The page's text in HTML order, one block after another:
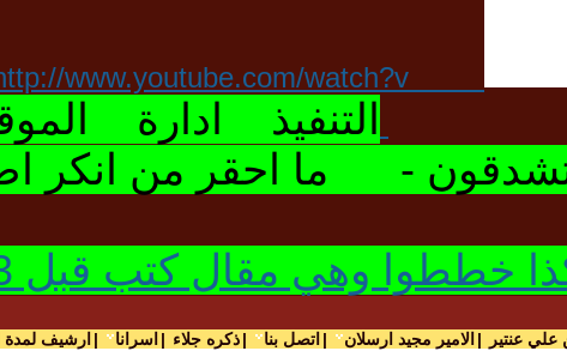
www.youtube.com/watch?v=-
التنفيذ ادارة
- ما احقر من انكر
كتب قبل 1973 وفيه مجريات الامور من حينه وحتى يومنا ح ح
علي عنتير | الامير مجيد ارسلان | اتصل بنا |ذكره جلاء | اسرانا | ارشيف لمدة